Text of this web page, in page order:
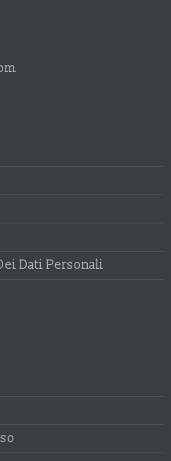
Dati Personali